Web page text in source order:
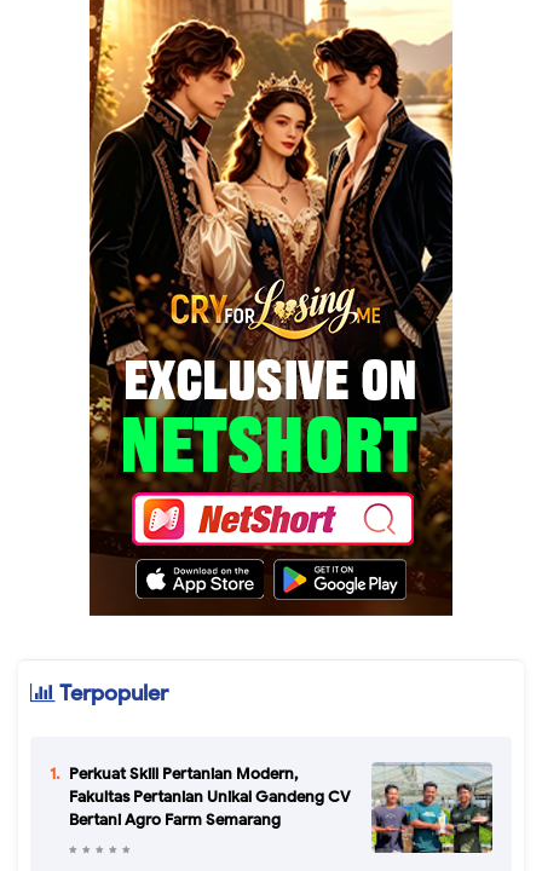
Terpopuler
Perkuat Skill Pertanian Modern,
Fakultas Pertanian Unikal Gandeng CV
Bertani Agro Farm Semarang